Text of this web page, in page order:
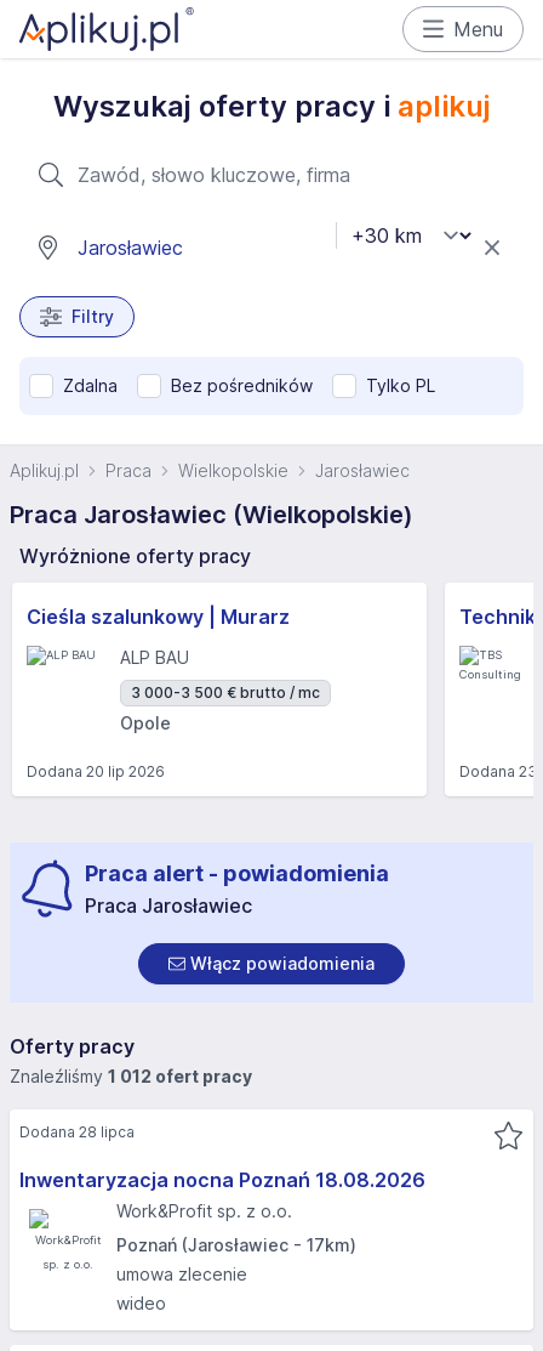
Menu
Wyszukaj oferty pracy i aplikuj
Filtry
Zdalna Bez pośredników Tylko PL
Aplikuj.pl Praca Wielkopolskie Jarosławiec
Praca Jarosławiec (Wielkopolskie)
Wyróżnione oferty pracy
Cieśla szalunkowy | Murarz
ALP BAU
3 000-3 500 € brutto / mc
Opole
Dodana 20 lip 2026 Dodana23
Praca alert - powiadomienia
Praca Jarosławiec
Włącz powiadomienia
Oferty pracy
Znaleźliśmy 1 012 ofert pracy
Inwentaryzacja nocna Poznań 18.08.2026​
Work&Profit sp. z o.o.
Poznań (Jarosławiec - 17km)
umowa zlecenie
wideo
Dodana 28 lipca